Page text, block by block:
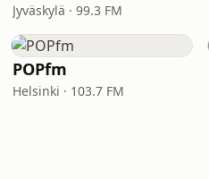
Jyväskylä · 99.3 FM
POPfm
Helsinki · 103.7 FM